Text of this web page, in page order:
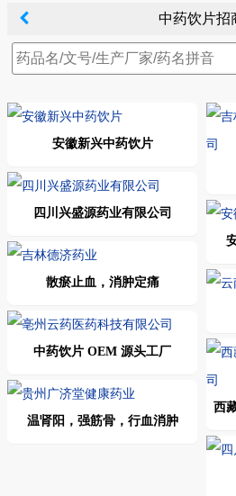
中药饮片招
安徽新兴中药饮片
四川兴盛源药业有限公司
散瘀止血，消肿定痛
中药饮片 OEM 源头工厂
温肾阳，强筋骨，行血消肿
西